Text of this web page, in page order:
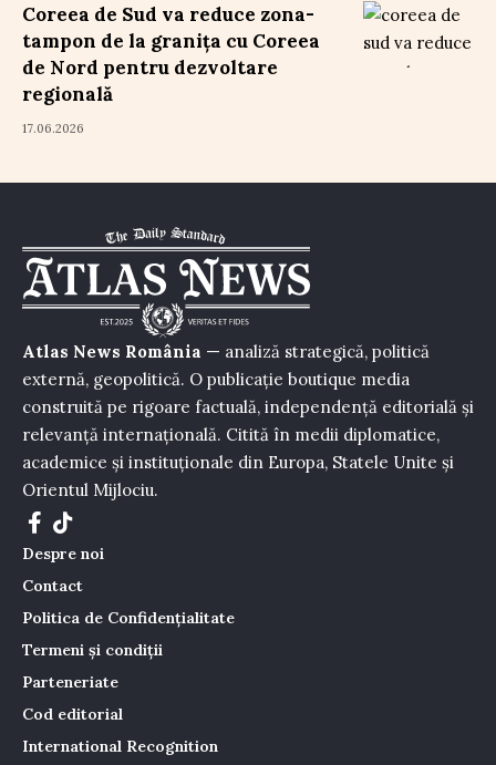
Coreea de Sud va reduce zona-
tampon de la granița cu Coreea
de Nord pentru dezvoltare
regională
17.06.2026
Atlas News România — analiză strategică, politică
externă, geopolitică. O publicație boutique media
construită pe rigoare factuală, independență editorială și
relevanță internațională. Citită în medii diplomatice,
academice și instituționale din Europa, Statele Unite și
Orientul Mijlociu.
Despre noi
Contact
Politica de Confidențialitate
Termeni și condiții
Parteneriate
Cod editorial
International Recognition